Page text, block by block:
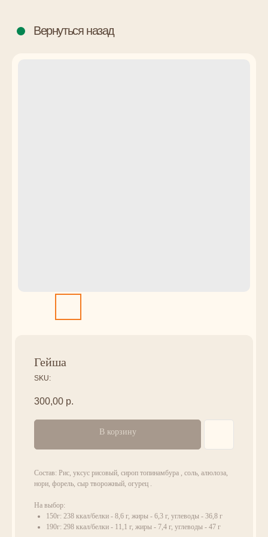
Гейша
SKU:
300,00 р.
В корзину
Состав: Рис, уксус рисовый, сироп топинамбура , соль, алюлоза,
нори, форель, сыр творожный, огурец .
На выбор:
150г: 238 ккал/белки - 8,6 г, жиры - 6,3 г, углеводы - 36,8 г
190г: 298 ккал/белки - 11,1 г, жиры - 7,4 г, углеводы - 47 г